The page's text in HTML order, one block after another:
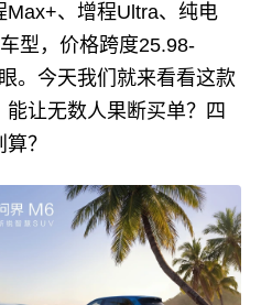
、增程Ultra、纯电
型，价格跨度25.98-
。今天我们就来看看这款
让无数人果断买单？四
？